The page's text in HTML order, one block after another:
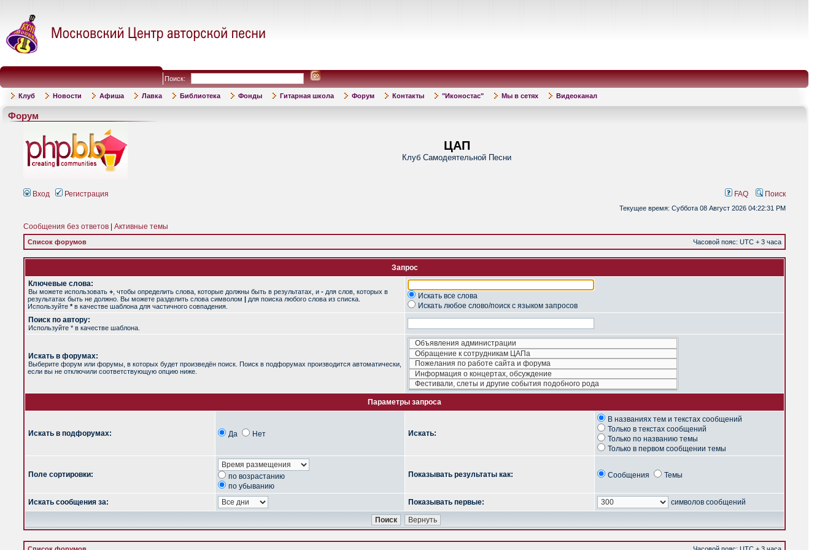
Поиск:
Клуб Новости Афиша Лавка Библиотека Фонды Гитарная школа Форум Контакты "Иконостас" Мы в сетях Видеоканал
Форум
ЦАП
Клуб Самодеятельной Песни
Вход Регистрация FAQ Поиск
Текущее время: Суббота 08 Август 2026 04:22:31 PM
Сообщения без ответов Активные темы
Список форумов Часовой пояс: UTC + 3 часа
Запрос
Ключевые слова:
Вы можете использовать + , чтобы определить слова, которые должны быть в результатах, и - для слов, которых в
результатах быть не должно. Вы можете разделить слова символом | для поиска любого слова из списка.
Используйте *в качестве шаблона для частичного совпадения.
Искать все слова
Искать любое слово/поиск с языком запросов
Поиск по автору:
Используйте * в качестве шаблона.
Искать в форумах:
Выберите форум или форумы, в которых будет произведён поиск. Поиск в подфорумах производится автоматически,
если вы не отключили соответствующую опцию ниже.
Параметры запроса
Искать в подфорумах: Да Нет Искать:
В названиях тем и текстах сообщений
Только в текстах сообщений
Только по названию темы
Только в первом сообщении темы
Поле сортировки:
по возрастанию
по убыванию
Показывать результаты как: Сообщения Темы
Искать сообщения за: Показывать первые: символов сообщений